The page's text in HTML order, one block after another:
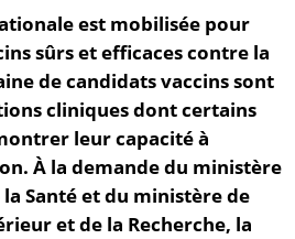
est mobilisée pour
sûrs et efficaces contre la
de candidats vaccins sont
cliniques dont certains
leur capacité à
À la demande du ministère
Santé et du ministère de
et de la Recherche, la